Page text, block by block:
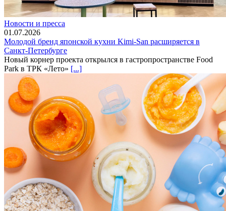
Новости и пресса
01.07.2026
Молодой бренд японской кухни Kimi-San расширяется в
Санкт-Петербурге
Новый корнер проекта открылся в гастропространстве Food
Park в ТРК «Лето» [...]